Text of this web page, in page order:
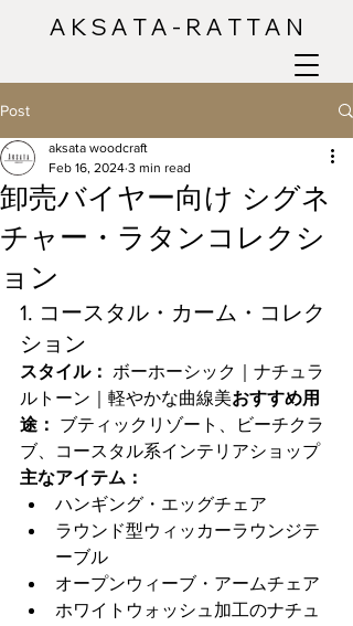
A K S A T A - R A T T A N
Post
卸売バイヤー向け シグネ
チャー・ラタンコレクシ
ョン
aksata woodcraft
Feb 16, 2024 3 min read
1. コースタル・カーム・コレク
ション
スタイル：
ボーホーシック｜ナチュラ
ルトーン｜軽やかな曲線美おすすめ用
途：
ブティックリゾート、ビーチクラ
ブ、コースタル系インテリアショップ
主なアイテム：
ハンギング・エッグチェア
ラウンド型ウィッカーラウンジテ
ーブル
オープンウィーブ・アームチェア
ホワイトウォッシュ加工のナチュ